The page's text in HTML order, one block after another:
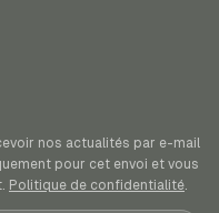
nos actualités par e-mail
pour cet envoi et vous
Politique de confidentialité.